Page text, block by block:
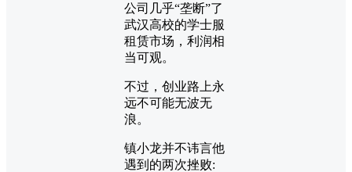
公司几乎“垄断”了
武汉高校的学士服
租赁市场，利润相
当可观。
不过，创业路上永
远不可能无波无
浪。
镇小龙并不讳言他
遇到的两次挫败: